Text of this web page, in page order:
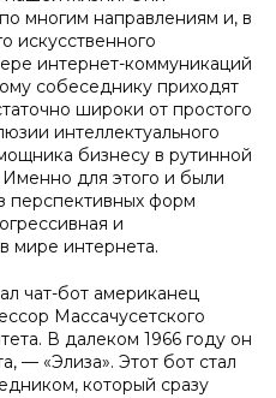
многим направлениям и, в
искусственного
интернет-коммуникаций
собеседнику приходят
широки от простого
интеллектуального
бизнесу в рутинной
для этого и были
перспективных форм
и
мире интернета.
чат-бот американец
Массачусетского
В далеком 1966 году он
— «Элиза». Этот бот стал
который сразу